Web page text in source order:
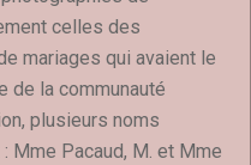
celles des
mariages qui avaient le
de la communauté
plusieurs noms
Mme Pacaud, M. et Mme